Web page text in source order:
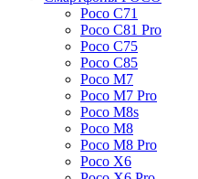
Poco C71
Poco C81 Pro
Poco C75
Poco C85
Poco M7
Poco M7 Pro
Poco M8s
Poco M8
Poco M8 Pro
Poco X6